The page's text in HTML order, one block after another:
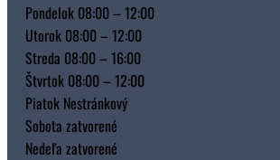
Pondelok 08:00 – 12:00
Utorok 08:00 – 12:00
Streda 08:00 – 16:00
Štvrtok 08:00 – 12:00
Piatok Nestránkový
Sobota zatvorené
Nedeľa zatvorené